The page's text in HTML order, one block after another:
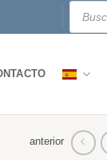
anterior